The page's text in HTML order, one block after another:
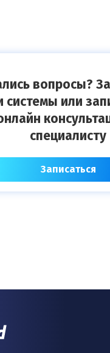
вопросы?
системы или
специалисту
Записаться